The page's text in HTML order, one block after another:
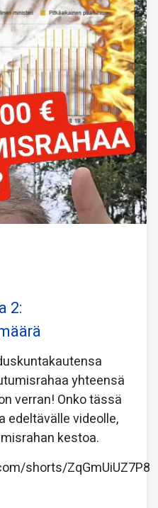
2:
yhteensä
verran! Onko tässä
edeltävälle videolle,
kestoa.
shorts/ZqGmUiUZ7P8